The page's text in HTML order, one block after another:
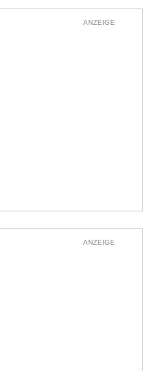
ANZEIGE
ANZEIGE